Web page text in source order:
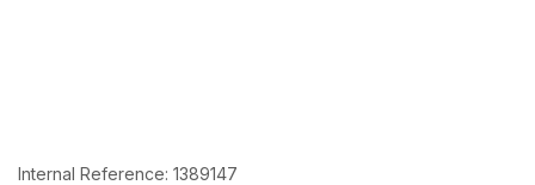
Internal Reference: 1389147